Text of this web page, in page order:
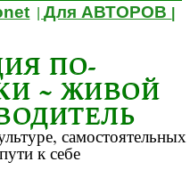
|Для АВТОРОВ
ПО-
~ ЖИВОЙ
самостоятельных
к себе